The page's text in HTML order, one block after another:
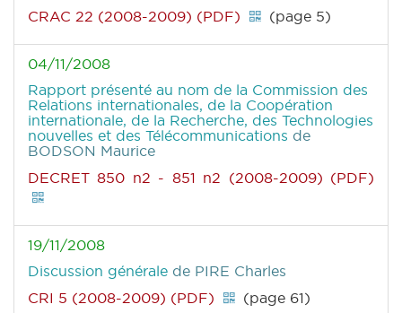
CRAC 22 (2008-2009) (PDF)
(page 5)
04/11/2008
Rapport présenté au nom de la Commission des
Relations internationales, de la Coopération
internationale, de la Recherche, des Technologies
nouvelles et des Télécommunications de
BODSON Maurice
DECRET 850 n2 - 851 n2 (2008-2009) (PDF)
19/11/2008
Discussion générale de PIRE Charles
CRI 5 (2008-2009) (PDF)
(page 61)